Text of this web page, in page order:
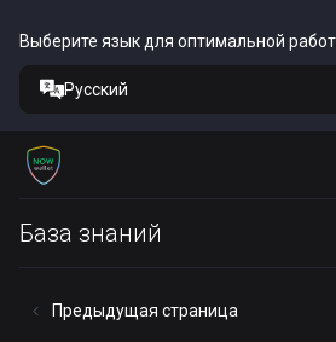
Выберите язык для оптимальной
Русский
База знаний
Предыдущая страница